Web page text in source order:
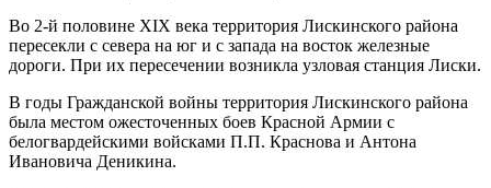
Во 2-й половине XIX века территория Лискинского района
пересекли с севера на юг и с запада на восток железные
дороги. При их пересечении возникла узловая станция Лиски.
В годы Гражданской войны территория Лискинского района
была местом ожесточенных боев Красной Армии с
белогвардейскими войсками П.П. Краснова и Антона
Ивановича Деникина.